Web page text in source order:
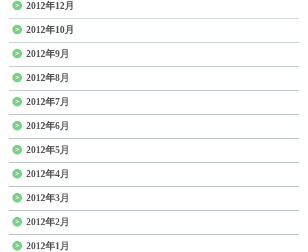
2012年12月
2012年10月
2012年9月
2012年8月
2012年7月
2012年6月
2012年5月
2012年4月
2012年3月
2012年2月
2012年1月